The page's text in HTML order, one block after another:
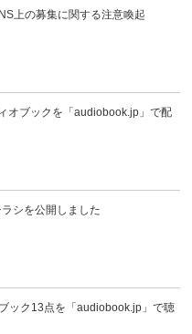
上の募集に関する注意喚起
オブックを「audiobook.jp」で配
シを公開しました
ック13点を「audiobook.jp」で聴